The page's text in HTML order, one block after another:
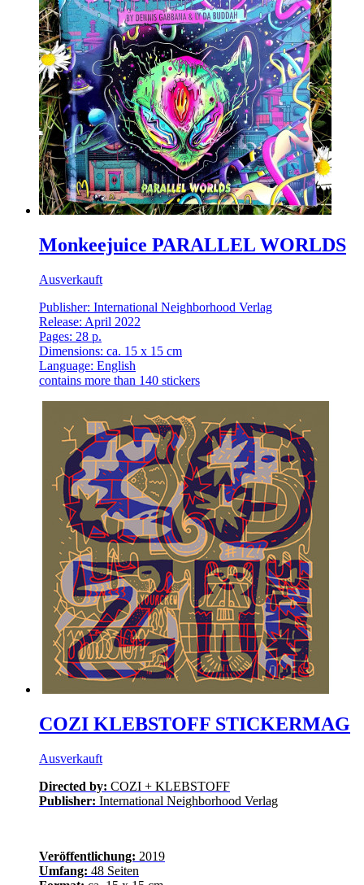
Monkeejuice PARALLEL WORLDS
Ausverkauft
Publisher: International Neighborhood Verlag
Release: April 2022
Pages: 28 p.
Dimensions: ca. 15 x 15 cm
Language: English
contains more than 140 stickers
COZI KLEBSTOFF STICKERMAG
Ausverkauft
Directed by: COZI + KLEBSTOFF
Publisher: International Neighborhood Verlag
Veröffentlichung: 2019
Umfang: 48 Seiten